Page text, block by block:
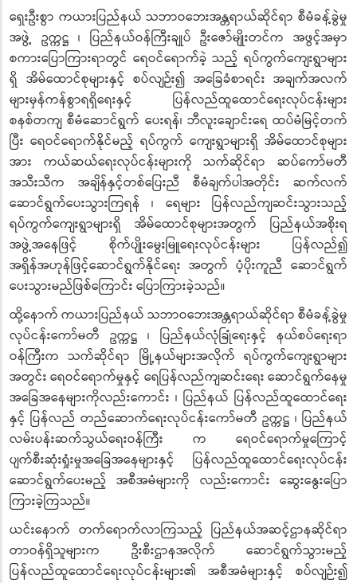
ရှေးဦးစွာ ကယားပြည်နယ် သဘာဝဘေးအန္တရာယ်ဆိုင်ရာ စီမံခန့်ခွဲမှု
အဖွဲ့ ဥက္ကဋ္ဌ ၊ ပြည်နယ်ဝန်ကြီးချုပ် ဦးဇော်မျိုးတင်က အဖွင့်အမှာ
စကားပြောကြားရာတွင် ရေဝင်ရောက်ခဲ့ သည့် ရပ်ကွက်ကျေးရွာများ
ရှိ အိမ်ထောင်စုများနှင့် စပ်လျဉ်း၍ အခြေခံစာရင်း အချက်အလက်
များမှန်ကန်စွာရရှိရေးနှင့် ပြန်လည်ထူထောင်ရေးလုပ်ငန်းများ
စနစ်တကျ စီမံဆောင်ရွက် ပေးရန်၊ ဘီလူးချောင်းရေ ထပ်မံမြင့်တက်
ပြီး ရေဝင်ရောက်နိုင်မည့် ရပ်ကွက် ကျေးရွာများရှိ အိမ်ထောင်စုများ
အား ကယ်ဆယ်ရေးလုပ်ငန်းများကို သက်ဆိုင်ရာ ဆပ်ကော်မတီ
အသီးသီက အချိန်နှင့်တစ်ပြေးညီ စီမံချက်ပါအတိုင်း ဆက်လက်
ဆောင်ရွက်ပေးသွားကြရန် ၊ ရေများ ပြန်လည်ကျဆင်းသွားသည့်
ရပ်ကွက်ကျေးရွာများရှိ အိမ်ထောင်စုများအတွက် ပြည်နယ်အစိုးရ
အဖွဲ့အနေဖြင့် စိုက်ပျိုးမွေးမြူရေးလုပ်ငန်းများ ပြန်လည်၍
အရှိန်အဟုန်ဖြင့်ဆောင်ရွက်နိုင်ရေး အတွက် ပံ့ပိုးကူညီ ဆောင်ရွက်
ပေးသွားမည်ဖြစ်ကြောင်း ပြောကြားခဲ့သည်။
ထို့နောက် ကယားပြည်နယ် သဘာဝဘေးအန္တရာယ်ဆိုင်ရာ စီမံခန့်ခွဲမှု
လုပ်ငန်းကော်မတီ ဥက္ကဋ္ဌ ၊ ပြည်နယ်လုံခြုံရေးနှင့် နယ်စပ်ရေးရာ
ဝန်ကြီးက သက်ဆိုင်ရာ မြို့နယ်များအလိုက် ရပ်ကွက်ကျေးရွာများ
အတွင်း ရေဝင်ရောက်မှုနှင့် ရေပြန်လည်ကျဆင်းရေး ဆောင်ရွက်နေမှု
အခြေအနေများကိုလည်းကောင်း ၊ ပြည်နယ် ပြန်လည်ထူထောင်ရေး
နှင့် ပြန်လည် တည်ဆောက်ရေးလုပ်ငန်းကော်မတီ ဥက္ကဋ္ဌ ၊ ပြည်နယ်
လမ်းပန်းဆက်သွယ်ရေးဝန်ကြီး က ရေဝင်ရောက်မှုကြောင့်
ပျက်စီးဆုံးရှုံးမှုအခြေအနေများနှင့် ပြန်လည်ထူထောင်ရေးလုပ်ငန်း
ဆောင်ရွက်ပေးမည့် အစီအမံများကို လည်းကောင်း ဆွေးနွေးပြော
ကြားခဲ့ကြသည်။
ယင်းနောက် တက်ရောက်လာကြသည့် ပြည်နယ်အဆင့်ဌာနဆိုင်ရာ
တာဝန်ရှိသူများက ဦးစီးဌာနအလိုက် ဆောင်ရွက်သွားမည့်
ပြန်လည်ထူထောင်ရေးလုပ်ငန်းများ၏ အစီအမံများနှင့် စပ်လျဉ်း၍